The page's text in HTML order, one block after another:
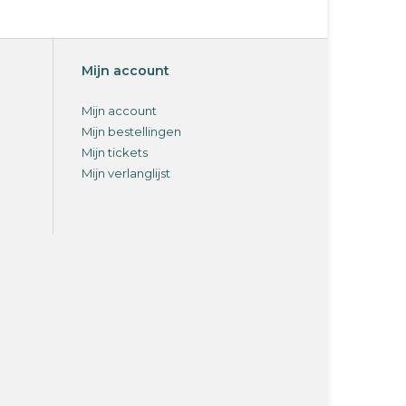
Mijn account
Mijn account
Mijn bestellingen
Mijn tickets
Mijn verlanglijst